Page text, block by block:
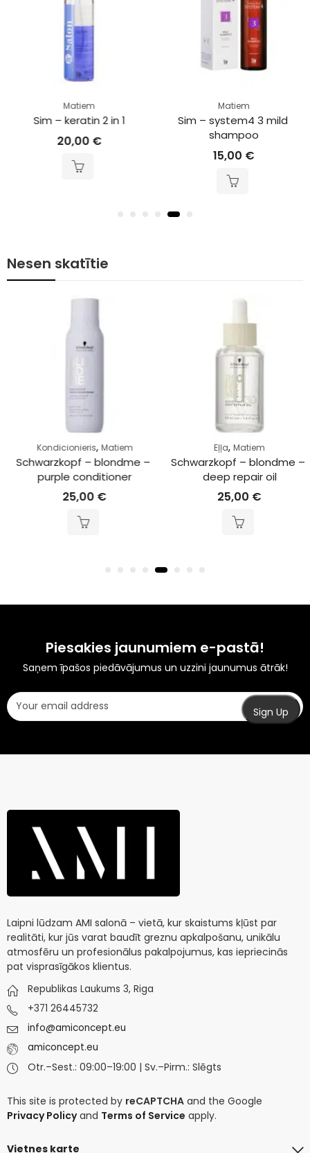
Matiem
Sim – keratin 2 in 1
20,00 €
Matiem
Sim – system4 3 mild
shampoo
15,00 €
Nesen skatītie
Kondicionieris,Matiem
Schwarzkopf – blondme –
purple conditioner
25,00€
Eļļa,Matiem
Schwarzkopf – blondme –
deep repair oil
25,00€
Piesakies jaunumiem e-pastā!
Saņem īpašos piedāvājumus un uzzini jaunumus ātrāk!
Laipni lūdzam AMI salonā – vietā, kur skaistums kļūst par
realitāti, kur jūs varat baudīt greznu apkalpošanu, unikālu
atmosfēru un profesionālus pakalpojumus, kas iepriecinās
pat visprasīgākos klientus.
Republikas Laukums 3, Riga
+371 26445732
info@amiconcept.eu
amiconcept.eu
Otr.–Sest.: 09:00–19:00 | Sv.–Pirm.: Slēgts
This site is protected by reCAPTCHA and the Google
Privacy Policyand Terms of Service apply.
Vietnes karte